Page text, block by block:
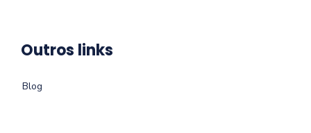
Outros links
Blog